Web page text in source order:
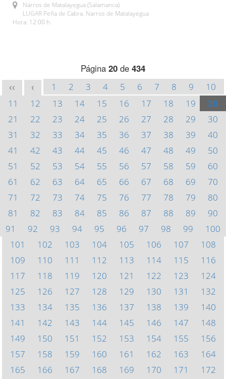
Narros de Matalayegua (Salamanca)
LUGAR Peña de Cabra. Narros de Matalayegua
Hora: 12:00 h.
Página 20 de 434
<< < 1 2 3 4 5 6 7 8 9
10
11
12 13 14 15 16 17 18 19
20
21
22 23 24 25 26 27 28 29
30
31
32 33 34 35 36 37 38 39
40
41
42 43 44 45 46 47 48 49
50
51
52 53 54 55 56 57 58 59
60
61
62 63 64 65 66 67 68 69
70
71
72 73 74 75 76 77 78 79
80
81
82 83 84 85 86 87 88 89
90
91
92 93 94 95 96 97 98 99
100
101
102 103 104 105 106 107
108
109
110 111 112 113 114 115
116
117
118 119 120 121 122 123
124
125
126 127 128 129 130 131
132
133
134 135 136 137 138 139
140
141
142 143 144 145 146 147
148
149
150 151 152 153 154 155
156
157
158 159 160 161 162 163
164
165
166 167 168 169 170 171
172